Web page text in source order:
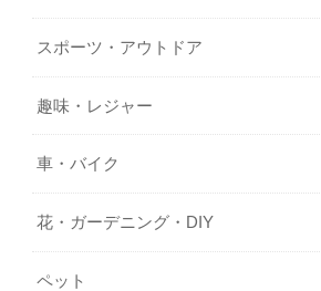
スポーツ・アウトドア
趣味・レジャー
車・バイク
花・ガーデニング・DIY
ペット